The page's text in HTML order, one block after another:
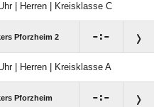
| Herren | Kreisklasse C
Pforzheim 2 :
| Herren | Kreisklasse A
Pforzheim :